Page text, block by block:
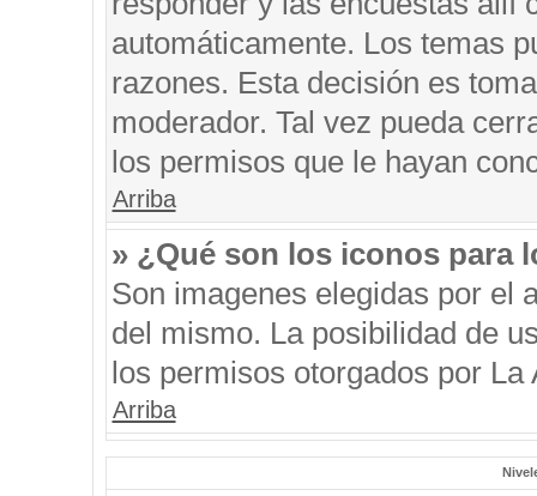
automáticamente. Los temas
razones. Esta decisión es
moderador. Tal vez pueda
los permisos que le hayan
Arriba
» ¿Qué son los iconos para
Son imagenes elegidas por el
del mismo. La posibilidad de
los permisos otorgados por La
Arriba